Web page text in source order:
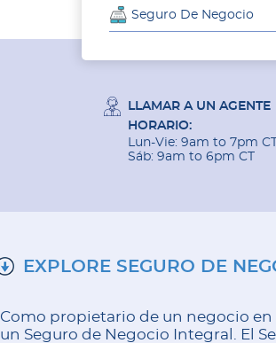
Seguro De Negocio
LLAMAR A UN AGENTE
HORARIO:
Lun-Vie: 9am to 7pm
Sáb: 9am to 6pm CT
EXPLORE SEGURO DE
Como propietario de un negocio
un Seguro de Negocio Integral. El